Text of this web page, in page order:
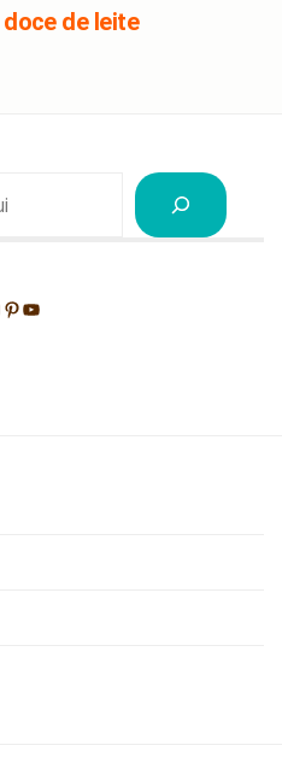
de leite
Pinterest
Youtube